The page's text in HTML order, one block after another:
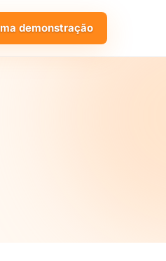
demonstração